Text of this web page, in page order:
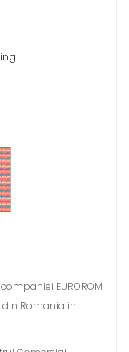
EUROROM
din Romania in